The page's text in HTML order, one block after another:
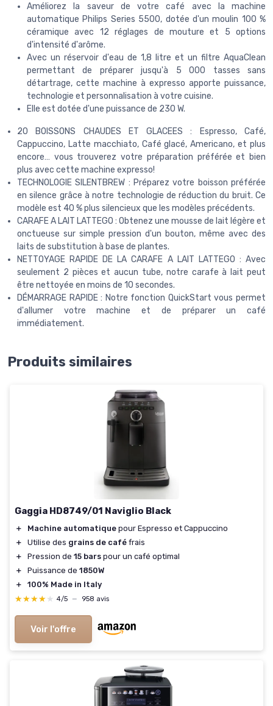
Améliorez la saveur de votre café avec la machine
automatique Philips Series 5500, dotée d'un moulin 100 %
céramique avec 12 réglages de mouture et 5 options
d'intensité d'arôme.
Avec un réservoir d'eau de 1,8 litre et un filtre AquaClean
permettant de préparer jusqu'à 5 000 tasses sans
détartrage, cette machine à expresso apporte puissance,
technologie et personnalisation à votre cuisine.
Elle est dotée d'une puissance de 230 W.
20 BOISSONS CHAUDES ET GLACEES : Espresso, Café,
Cappuccino, Latte macchiato, Café glacé, Americano, et plus
encore… vous trouverez votre préparation préférée et bien
plus avec cette machine expresso!
TECHNOLOGIE SILENTBREW : Préparez votre boisson préférée
en silence grâce à notre technologie de réduction du bruit. Ce
modèle est 40 % plus silencieux que les modèles précédents.
CARAFE A LAIT LATTEGO : Obtenez une mousse de lait légère et
onctueuse sur simple pression d'un bouton, même avec des
laits de substitution à base de plantes.
NETTOYAGE RAPIDE DE LA CARAFE A LAIT LATTEGO : Avec
seulement 2 pièces et aucun tube, notre carafe à lait peut
être nettoyée en moins de 10 secondes.
DÉMARRAGE RAPIDE : Notre fonction QuickStart vous permet
d'allumer votre machine et de préparer un café
immédiatement.
Produits similaires
Gaggia HD8749/01 Naviglio Black
＋ Machine automatique pour Espresso et Cappuccino
＋
Utilise des grains de café frais
＋
Pression de 15 bars pour un café optimal
＋
Puissance de 1850W
＋
100% Made in Italy
★★★★★
★★★★★ 4/5 — 958 avis
Voir l'offre